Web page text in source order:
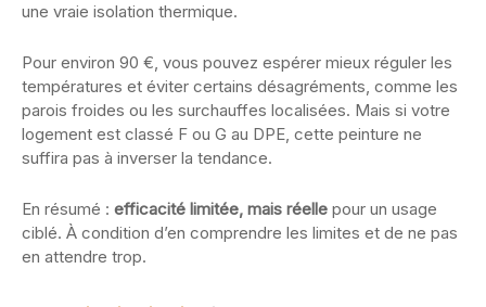
une vraie isolation thermique.
Pour environ 90 €, vous pouvez espérer mieux réguler les
températures et éviter certains désagréments, comme les
parois froides ou les surchauffes localisées. Mais si votre
logement est classé F ou G au DPE, cette peinture ne
suffira pas à inverser la tendance.
En résumé : efficacité limitée, mais réelle pour un usage
ciblé. À condition d’en comprendre les limites et de ne pas
en attendre trop.